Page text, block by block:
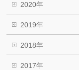
2020年
2019年
2018年
2017年